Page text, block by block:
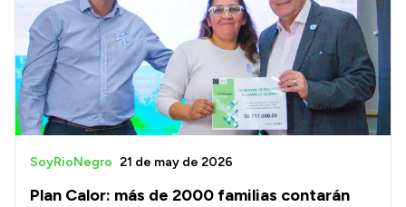
Plan Calor: más de 2000 familias contarán
SoyRioNegro 21 de may de 2026